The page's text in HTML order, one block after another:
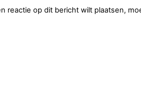
reactie op dit bericht wilt plaatsen,